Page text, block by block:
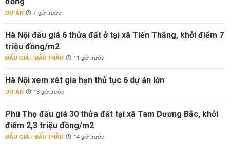
DỰ ÁN 7 giờ trước
Hà Nội đấu giá 6 thửa đất ở tại xã Tiến Thắng, khởi điểm 7
triệu đồng/m2
ĐẤU GIÁ - ĐẤU THẦU 11 giờ trước
Hà Nội xem xét gia hạn thủ tục 6 dự án lớn
DỰ ÁN 13 giờ trước
Phú Thọ đấu giá 30 thửa đất tại xã Tam Dương Bắc, khởi
điểm 2,3 triệu đồng/m2
ĐẤU GIÁ - ĐẤU THẦU 14 giờ trước